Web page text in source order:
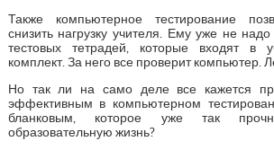
Также компьютерное тестирование
снизить нагрузку учителя. Ему уже не
тестовых тетрадей, которые входят в
комплект. За него все проверит компьютер.
Но так ли на само деле все кажется
эффективным в компьютерном
бланковым, которое уже так
образовательную жизнь?